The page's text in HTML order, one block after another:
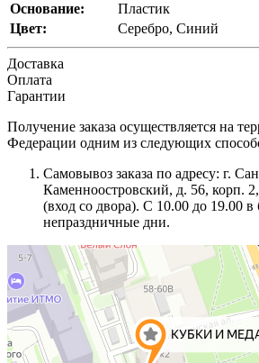
Основание:
Пластик
Цвет:
Серебро, Синий
Доставка
Оплата
Гарантии
Получение заказа осуществляется на
Федерации одним из следующих
Самовывоз заказа по адресу: г.
Каменноостровский, д. 56, корп.
(вход со двора). С 10.00 до 19.00 в
непраздничные дни.